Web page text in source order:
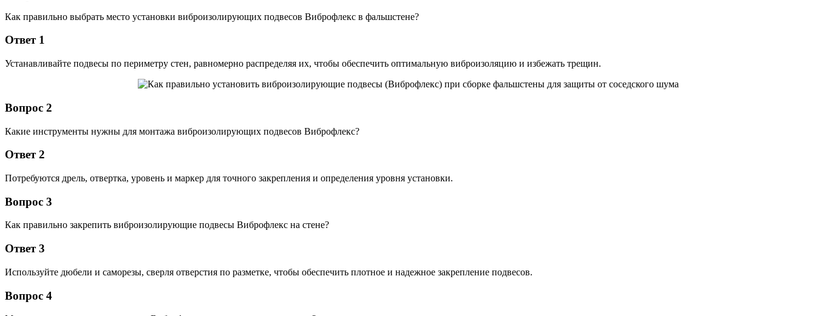
Как правильно выбрать место установки виброизолирующих подвесов Виброфлекс в фальшстене?
Ответ 1
Устанавливайте подвесы по периметру стен, равномерно распределяя их, чтобы обеспечить оптимальную виброизоляцию и избежать трещин.
Вопрос 2
Какие инструменты нужны для монтажа виброизолирующих подвесов Виброфлекс?
Ответ 2
Потребуются дрель, отвертка, уровень и маркер для точного закрепления и определения уровня установки.
Вопрос 3
Как правильно закрепить виброизолирующие подвесы Виброфлекс на стене?
Ответ 3
Используйте дюбели и саморезы, сверля отверстия по разметке, чтобы обеспечить плотное и надежное закрепление подвесов.
Вопрос 4